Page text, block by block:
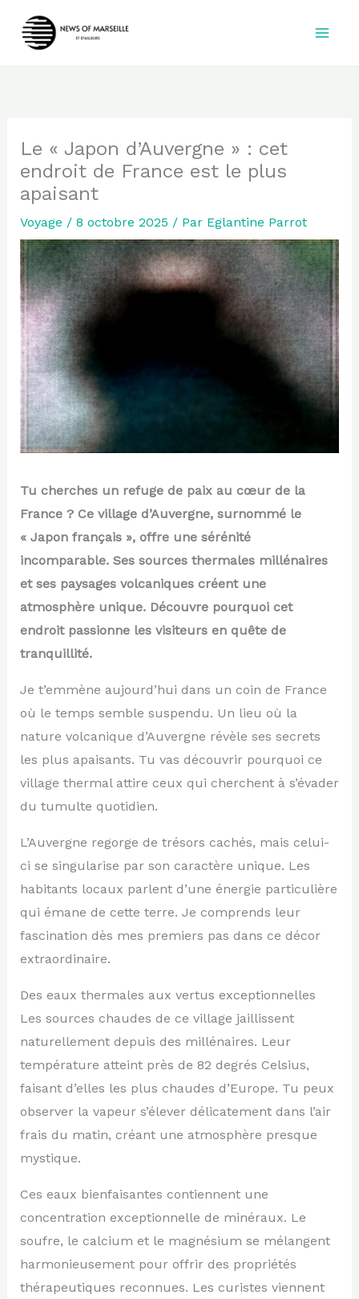
Le « Japon d’Auvergne » : cet
endroit de France est le plus
apaisant
Voyage / 8 octobre 2025 / Par Eglantine Parrot
Tu cherches un refuge de paix au cœur de la
France ? Ce village d’Auvergne, surnommé le
« Japon français », offre une sérénité
incomparable. Ses sources thermales millénaires
et ses paysages volcaniques créent une
atmosphère unique. Découvre pourquoi cet
endroit passionne les visiteurs en quête de
tranquillité.
Je t’emmène aujourd’hui dans un coin de France
où le temps semble suspendu. Un lieu où la
nature volcanique d’Auvergne révèle ses secrets
les plus apaisants. Tu vas découvrir pourquoi ce
village thermal attire ceux qui cherchent à s’évader
du tumulte quotidien.
L’Auvergne regorge de trésors cachés, mais celui-
ci se singularise par son caractère unique. Les
habitants locaux parlent d’une énergie particulière
qui émane de cette terre. Je comprends leur
fascination dès mes premiers pas dans ce décor
extraordinaire.
Des eaux thermales aux vertus exceptionnelles
Les sources chaudes de ce village jaillissent
naturellement depuis des millénaires. Leur
température atteint près de 82 degrés Celsius,
faisant d’elles les plus chaudes d’Europe. Tu peux
observer la vapeur s’élever délicatement dans l’air
frais du matin, créant une atmosphère presque
mystique.
Ces eaux bienfaisantes contiennent une
concentration exceptionnelle de minéraux. Le
soufre, le calcium et le magnésium se mélangent
harmonieusement pour offrir des propriétés
thérapeutiques reconnues. Les curistes viennent